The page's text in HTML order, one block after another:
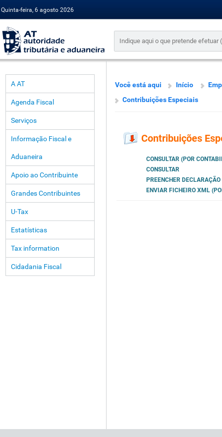
Quinta-feira, 6 agosto 2026
A AT
Agenda Fiscal
Serviços
Informação Fiscal e
Aduaneira
Apoio ao Contribuinte
Grandes Contribuintes
U-Tax
Estatísticas
Tax information
Cidadania Fiscal
Você está aqui Início
Contribuições Especiais
Contribuições
CONSULTAR (POR
CONSULTAR
PREENCHER
ENVIAR FICHEIRO XML